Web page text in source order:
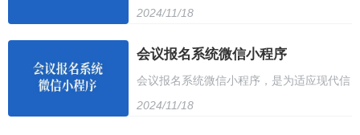
产物，为参会者提供便捷、高效的报名体
验。该系统集成了网络技术、数据库管理和
用户友好的操作界面，使得会议的报名、管
2024/11/18
会议报名系统微信小程序
会议报名系统微信小程序，是为适应现代信
息化发展而诞生的新型在线报名工具。在这
2024/11/18